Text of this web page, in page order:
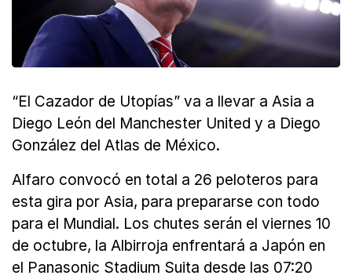
“El Cazador de Utopías” va a llevar a Asia a
Diego León del Manchester United y a Diego
González del Atlas de México.
Alfaro convocó en total a 26 peloteros para
esta gira por Asia, para prepararse con todo
para el Mundial. Los chutes serán el viernes 10
de octubre, la Albirroja enfrentará a Japón en
el Panasonic Stadium Suita desde las 07:20